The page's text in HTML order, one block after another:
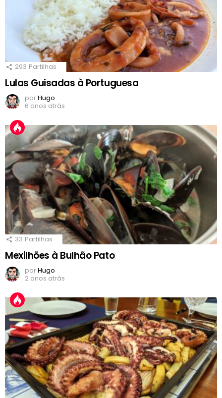
293 Partilhas
Lulas Guisadas à Portuguesa
porHugo
6 anos atrás
33 Partilhas
Mexilhões à Bulhão Pato
porHugo
2 anos atrás